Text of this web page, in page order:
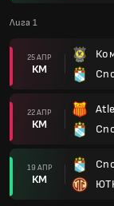
Лига 1
25 АПР
КМ
22 АПР
КМ
19 АПР
КМ